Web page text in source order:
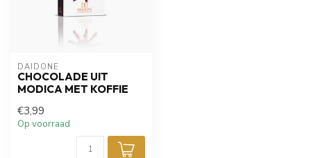
DAIDONE
CHOCOLADE UIT
MODICA MET KOFFIE
€3,99
Op voorraad